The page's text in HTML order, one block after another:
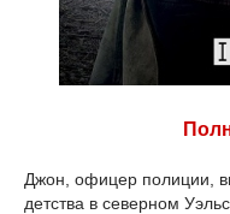
Джон, офицер полиции,
детства в северном